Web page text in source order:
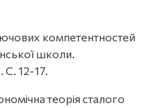
компетентностей
школи.
12-17.
теорія сталого